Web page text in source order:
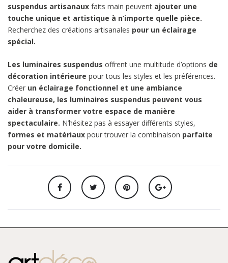
suspendus artisanaux faits main peuvent ajouter une
touche unique et artistique à n’importe quelle pièce.
Recherchez des créations artisanales pour un éclairage
spécial.
Les luminaires suspendus offrent une multitude d’options de
décoration intérieure pour tous les styles et les préférences.
Créer un éclairage fonctionnel et une ambiance
chaleureuse, les luminaires suspendus peuvent vous
aider à transformer votre espace de manière
spectaculaire. N’hésitez pas à essayer différents styles,
formes et matériaux pour trouver la combinaison parfaite
pour votre domicile.